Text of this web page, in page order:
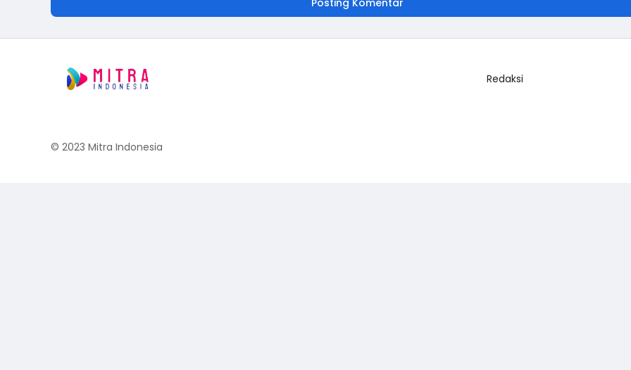
Redaksi
© 2023 Mitra Indonesia